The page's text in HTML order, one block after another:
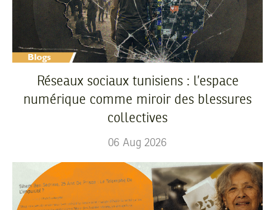
Réseaux sociaux tunisiens : l’espace
numérique comme miroir des blessures
collectives
06 Aug 2026